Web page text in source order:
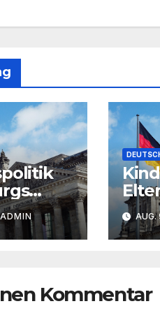
ADMIN
Kommentar